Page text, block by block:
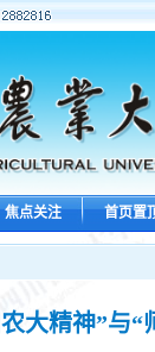
焦点关注 首页置
大精神”与“